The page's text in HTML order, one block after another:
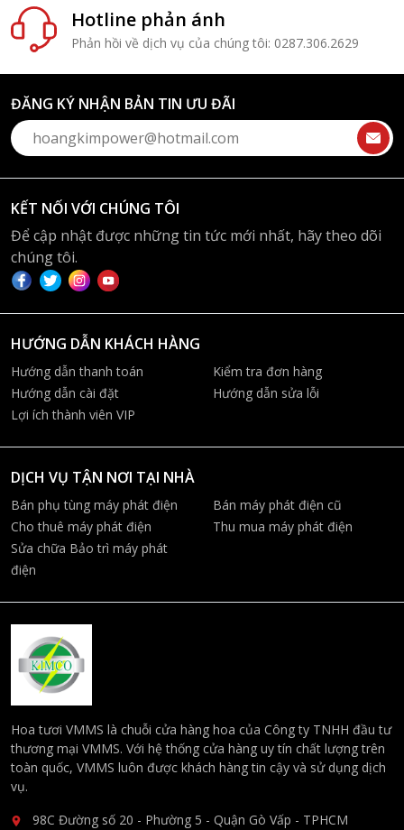
Hotline phản ánh
Phản hồi về dịch vụ của chúng tôi: 0287.306.2629
ĐĂNG KÝ NHẬN BẢN TIN ƯU ĐÃI
KẾT NỐI VỚI CHÚNG TÔI
Để cập nhật được những tin tức mới nhất, hãy theo dõi
chúng tôi.
HƯỚNG DẪN KHÁCH HÀNG
Hướng dẫn thanh toán
Kiểm tra đơn hàng
Hướng dẫn cài đặt
Hướng dẫn sửa lỗi
Lợi ích thành viên VIP
DỊCH VỤ TẬN NƠI TẠI NHÀ
Bán phụ tùng máy phát điện
Bán máy phát điện cũ
Cho thuê máy phát điện
Thu mua máy phát điện
Sửa chữa Bảo trì máy phát
điện
Hoa tươi VMMS là chuỗi cửa hàng hoa của Công ty TNHH đầu tư
thương mại VMMS. Với hệ thống cửa hàng uy tín chất lượng trên
toàn quốc, VMMS luôn được khách hàng tin cậy và sử dụng dịch
vụ.
98C Đường số 20 - Phường 5 - Quận Gò Vấp - TPHCM